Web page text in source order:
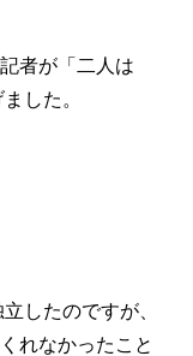
者が「二人は
した。
したのですが、
れなかったこと